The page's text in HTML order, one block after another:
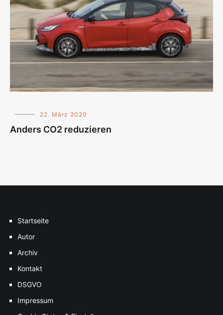
22. März 2020
Anders CO2 reduzieren
Startseite
Autor
Archiv
Kontakt
DSGVO
Impressum